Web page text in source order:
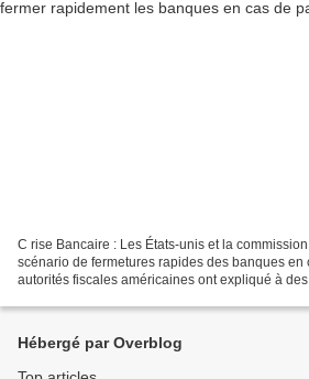
C rise Bancaire : Les États-unis et la
scénario de fermetures rapides des banques en
autorités fiscales américaines ont expliqué à
Hébergé par Overblog